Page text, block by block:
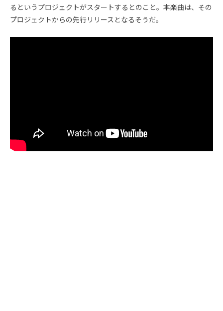
るというプロジェクトがスタートするとのこと。本楽曲は、その
プロジェクトからの先行リリースとなるそうだ。